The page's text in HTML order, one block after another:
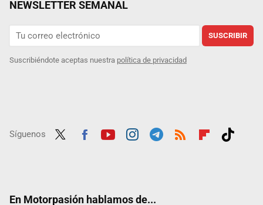
NEWSLETTER SEMANAL
SUSCRIBIR
Suscribiéndote aceptas nuestra política de privacidad
Síguenos
En Motorpasión hablamos de...